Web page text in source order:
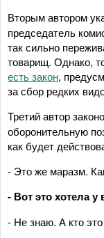
Вторым автором
председатель
так сильно
товарищ. Однако,
есть закон,
за сбор редких
Третий автор
оборонительную
как будет
- Это же маразм.
- Вот это хотела у
- Не знаю. А кто